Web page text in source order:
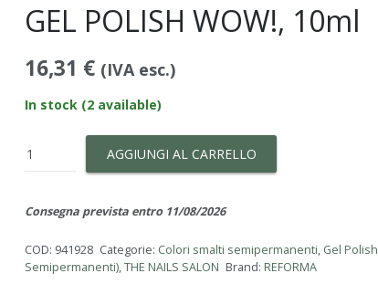
GEL POLISH WOW!, 10ml
16,31 € (IVA esc.)
In stock (2 available)
GEL
POLISH
10ml
AGGIUNGI AL CARRELLO
Consegna prevista entro 11/08/2026
COD: 941928 Categorie: Colori smalti semipermanenti, Gel
Semipermanenti),THE NAILS SALON Brand: REFORMA